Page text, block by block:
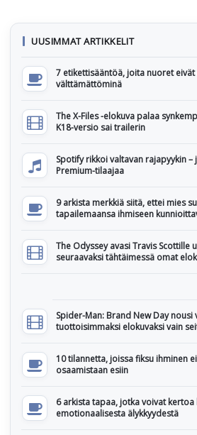
UUSIMMAT ARTIKKELIT
7 etikettisääntöä, joita nuoret
välttämättöminä
The X-Files -elokuva palaa
K18-versio sai trailerin
Spotify rikkoi valtavan rajapyykin
Premium-tilaajaa
9 arkista merkkiä siitä, ettei mies
tapailemaansa ihmiseen
The Odyssey avasi Travis Scottille
seuraavaksi tähtäimessä omat
Spider-Man: Brand New Day nousi
tuottoisimmaksi elokuvaksi vain
10 tilannetta, joissa fiksu ihminen
osaamistaan esiin
6 arkista tapaa, jotka voivat kertoa
emotionaalisesta älykkyydestä